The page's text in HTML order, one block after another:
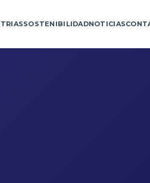
SOSTENIBILIDADNOTICIAS